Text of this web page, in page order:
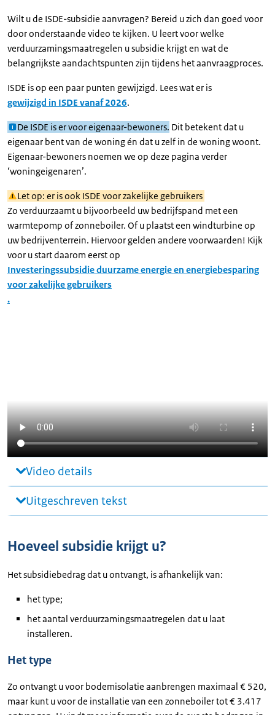
Wilt u de ISDE-subsidie aanvragen? Bereid u zich dan goed voor
door onderstaande video te kijken. U leert voor welke
verduurzamingsmaatregelen u subsidie krijgt en wat de
belangrijkste aandachtspunten zijn tijdens het aanvraagproces.
ISDE is op een paar punten gewijzigd. Lees wat er is
gewijzigd in ISDE vanaf 2026.
De ISDE is er voor eigenaar-bewoners. Dit betekent dat u
eigenaar bent van de woning én dat u zelf in de woning woont.
Eigenaar-bewoners noemen we op deze pagina verder
‘woningeigenaren’.
Let op: er is ook ISDE voor zakelijke gebruikers
Zo verduurzaamt u bijvoorbeeld uw bedrijfspand met een
warmtepomp of zonneboiler. Of u plaatst een windturbine op
uw bedrijventerrein. Hiervoor gelden andere voorwaarden! Kijk
voor u start daarom eerst op
Investeringssubsidie duurzame energie en energiebesparing
voor zakelijke gebruikers
.
Video details
Uitgeschreven tekst
Hoeveel subsidie krijgt u?
Het subsidiebedrag dat u ontvangt, is afhankelijk van:
het type;
het aantal verduurzamingsmaatregelen dat u laat
installeren.
Het type
Zo ontvangt u voor bodemisolatie aanbrengen maximaal € 520,
maar kunt u voor de installatie van een zonneboiler tot € 3.417